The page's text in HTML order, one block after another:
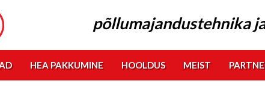
põllumajandustehnika
HEA PAKKUMINE HOOLDUS MEIST